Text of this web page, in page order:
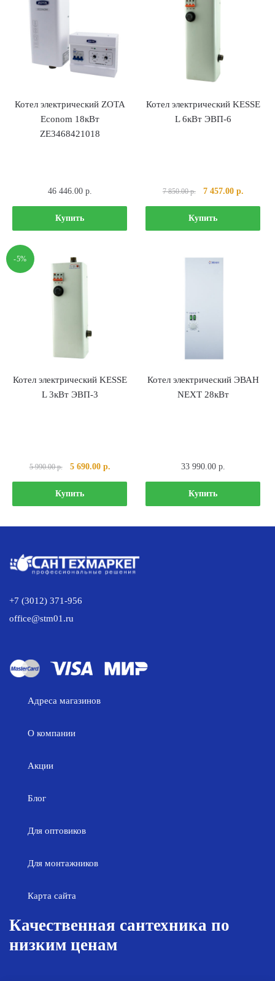
Котел электрический ZOTA
Econom 18кВт
ZE3468421018
46 446.00 р.
Купить
Котел электрический KESSE
L 6кВт ЭВП-6
7 850.00р.
Первоначальная
цена
составляла
7
7 457.00 р.Текущая
цена:
457.00
Купить
-5%
Котел электрический KESSE
L 3кВт ЭВП-3
5 990.00р.
Первоначальная
составляла
5
5 690.00 р.
690.00 р..
Купить
Котел электрический ЭВАН
NEXT 28кВт
33 990.00 р.
Купить
+7 (3012) 371-956
office@stm01.ru
Адреса магазинов
О компании
Акции
Блог
Для оптовиков
Для монтажников
Карта сайта
Качественная сантехника по
низким ценам